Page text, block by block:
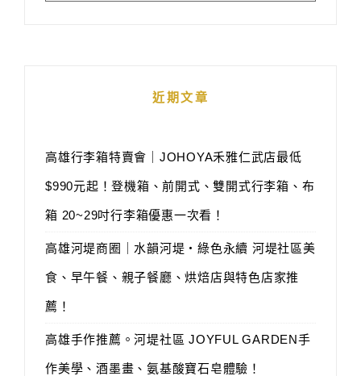
近期文章
高雄行李箱特賣會｜JOHOYA禾雅仁武店最低
$990元起！登機箱、前開式、雙開式行李箱、布
箱 20~29吋行李箱優惠一次看！
高雄河堤商圈｜水韻河堤‧綠色永續 河堤社區美
食、早午餐、親子餐廳、烘焙店與特色店家推
薦！
高雄手作推薦。河堤社區 JOYFUL GARDEN手
作美學、酒墨畫、氨基酸寶石皂體驗！